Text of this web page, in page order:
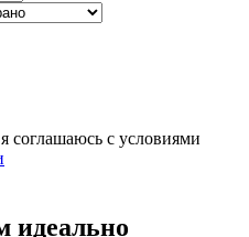
соглашаюсь с условиями
идеально